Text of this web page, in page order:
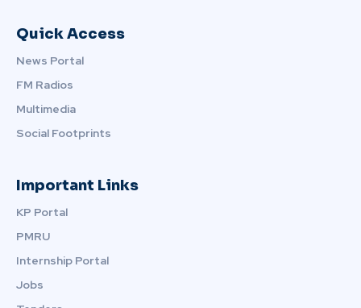
Quick Access
News Portal
FM Radios
Multimedia
Social Footprints
Important Links
KP Portal
PMRU
Internship Portal
Jobs